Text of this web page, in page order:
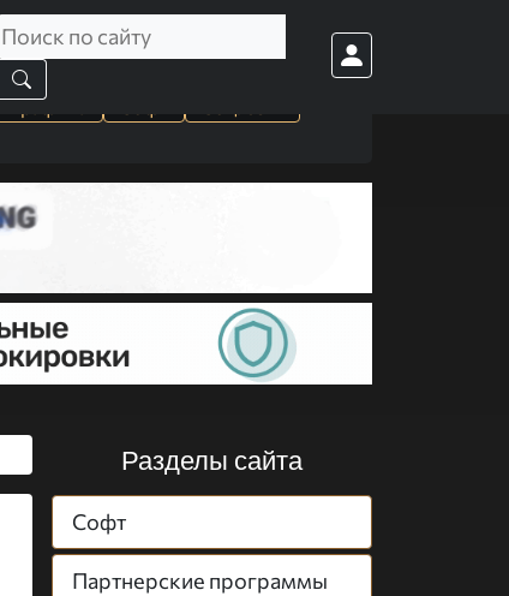
Графика
Разделы сайта
Софт
Партнерские программы